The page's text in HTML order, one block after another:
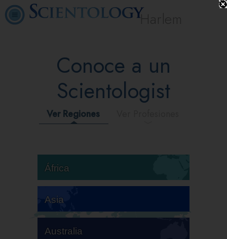
Harlem
Conoce a un
Scientologist
Ver Regiones
África
Asia
Australia